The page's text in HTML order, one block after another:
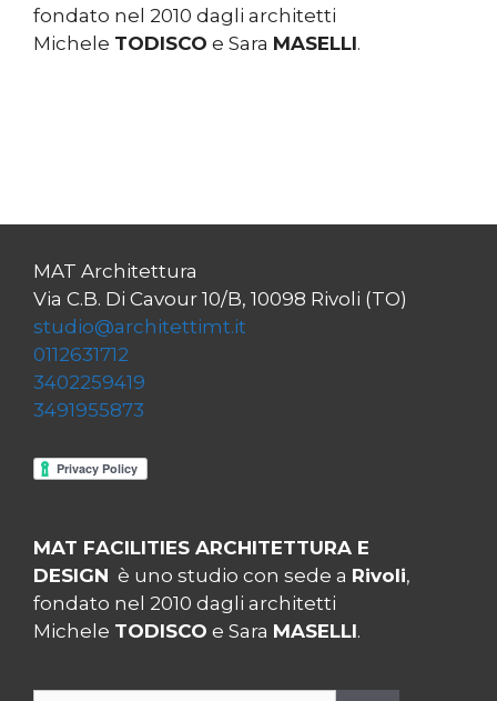
fondato nel 2010 dagli architetti
Michele TODISCO e Sara MASELLI.
MAT Architettura
Via C.B. Di Cavour 10/B, 10098 Rivoli (TO)
studio@architettimt.it
0112631712
3402259419
3491955873
MAT FACILITIES ARCHITETTURA E
DESIGN è uno studio con sede a Rivoli,
fondato nel 2010 dagli architetti
Michele TODISCO e Sara MASELLI.